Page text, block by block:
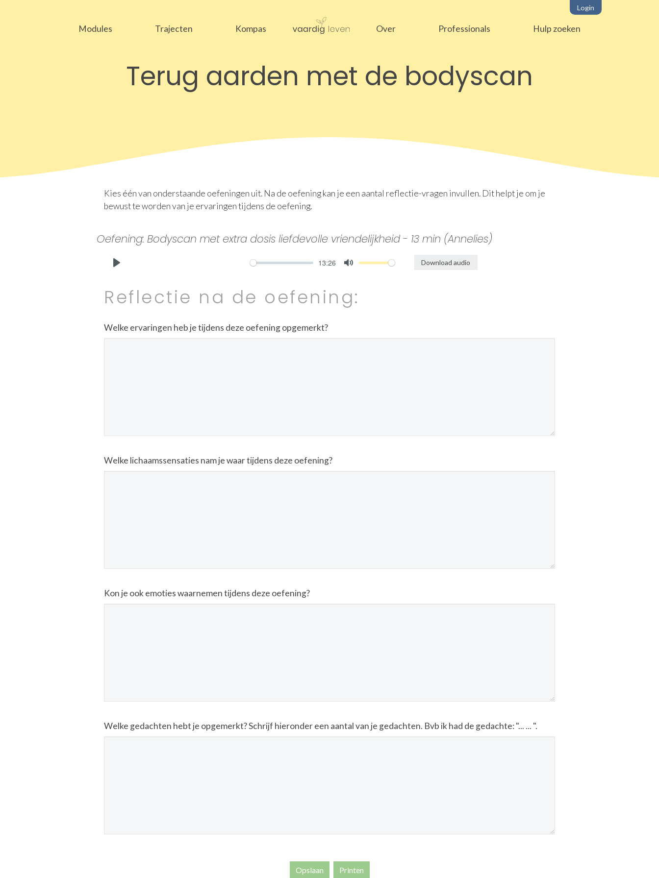
Login
Modules Trajecten Kompas Over Professionals Hulp zoeken
Terug aarden met de bodyscan
Kies één van onderstaande oefeningen uit. Na de oefening kan je een aantal reflectie-vragen invullen. Dit helpt je om je
bewust te worden van je ervaringen tijdens de oefening.
Oefening: Bodyscan met extra dosis liefdevolle vriendelijkheid - 13 min (Annelies)
13:26 Download audio
Reflectie na de oefening:
Welke ervaringen heb je tijdens deze oefening opgemerkt?
Welke lichaamssensaties nam je waar tijdens deze oefening?
Kon je ook emoties waarnemen tijdens deze oefening?
Welke gedachten hebt je opgemerkt? Schrijf hieronder een aantal van je gedachten. Bvb ik had de gedachte: "... ... ".
Opslaan